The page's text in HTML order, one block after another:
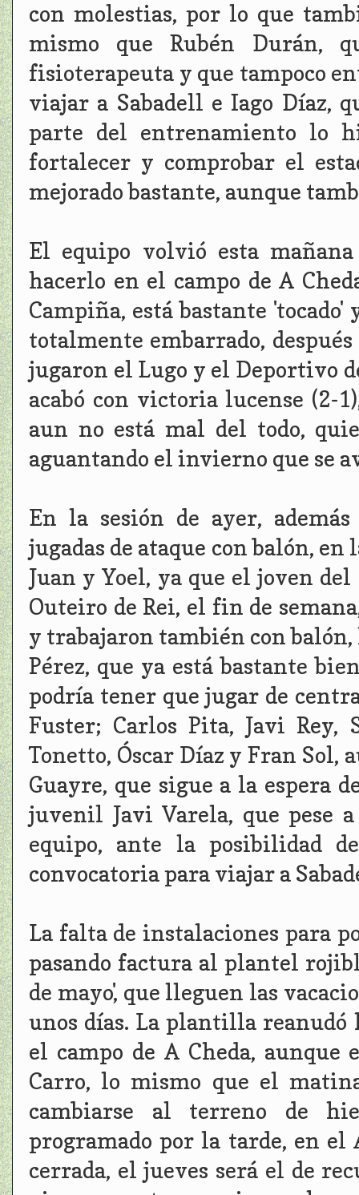
con molestias, por lo que
mismo que Rubén Durán,
fisioterapeuta y que tampoco
viajar a Sabadell e Iago Díaz,
parte del entrenamiento lo
fortalecer y comprobar el
mejorado bastante, aunque
El equipo volvió esta
hacerlo en el campo de A
Campiña, está bastante 'tocado'
totalmente embarrado,
jugaron el Lugo y el Deportivo
acabó con victoria lucense (2-
aun no está mal del todo,
aguantando el invierno que se
En la sesión de ayer,
jugadas de ataque con balón,
Juan y Yoel, ya que el joven
Outeiro de Rei, el fin de
y trabajaron también con balón,
Pérez, que ya está bastante
podría tener que jugar de
Fuster; Carlos Pita, Javi Rey,
Tonetto, Óscar Díaz y Fran
Guayre, que sigue a la espera
juvenil Javi Varela, que pese
equipo, ante la posibilidad
convocatoria para viajar a
La falta de instalaciones para
pasando factura al plantel
de mayo', que lleguen las
unos días. La plantilla reanudó
el campo de A Cheda,
Carro, lo mismo que el
cambiarse al terreno de
programado por la tarde, en el
cerrada, el jueves será el de